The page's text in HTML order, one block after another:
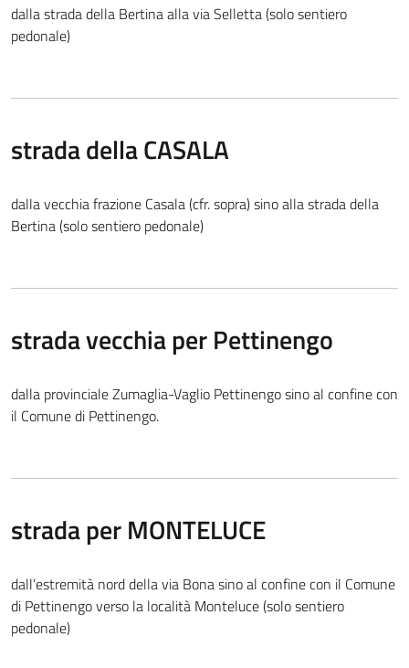
dalla strada della Bertina alla via Selletta (solo sentiero
pedonale)
strada della CASALA
dalla vecchia frazione Casala (cfr. sopra) sino alla strada della
Bertina (solo sentiero pedonale)
strada vecchia per Pettinengo
dalla provinciale Zumaglia-Vaglio Pettinengo sino al confine con
il Comune di Pettinengo.
strada per MONTELUCE
dall’estremità nord della via Bona sino al confine con il Comune
di Pettinengo verso la località Monteluce (solo sentiero
pedonale)